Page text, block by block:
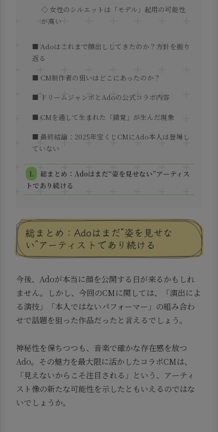
◇ 女性のシルエットは「モデル」起用の可能性
が高い
■ Adoはこれまで顔出ししてきたのか？方針を振り
返る
■ CM制作者の狙いはどこにあったのか？
■ ドリームジャンボとAdoの公式コラボ内容
■ CMを通して生まれた「錯覚」が生んだ現象
■ 最終結論：2025年宝くじCMにAdo本人は登場し
ていない
総まとめ：Adoはまだ“姿を見せない”アーティス
トであり続ける
総まとめ：Adoはまだ“姿を見せな
い”アーティストであり続ける
今後、Adoが本当に顔を公開する日が来るかもしれ
ません。しかし、今回のCMに関しては、「演出によ
る演技」「本人ではないパフォーマー」の組み合わ
せで話題を狙った作品だったと言えるでしょう。
神秘性を保ちつつも、音楽で確かな存在感を放つ
Ado。その魅力を最大限に活かしたコラボCMは、
「見えないからこそ注目される」という、アーティ
スト像の新たな可能性を示したともいえるのではな
いでしょうか。